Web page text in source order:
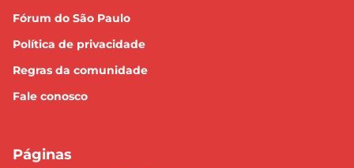
Fórum do São Paulo
Política de privacidade
Regras da comunidade
Fale conosco
Páginas